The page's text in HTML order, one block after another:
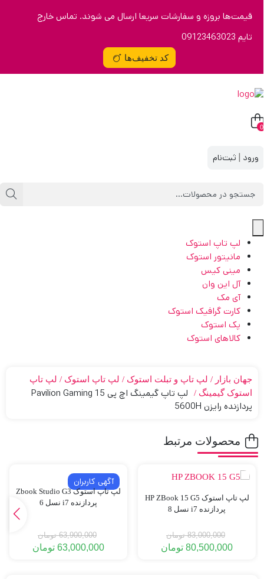
قیمت‌ها بروزه و سفارشات سریعا ارسال می شوند. تماس خارج
تایم 09123463023
کد تخفیف‌ها
0
|
لپ تاپ استوک
مانیتور استوک
مینی کیس
آل این وان
آی مک
کارت گرافیک استوک
پک استوک
کالاهای استوک
جهان بازار لپ تاپ و تبلت استوک لپ تاپ استوک
لپ تاپ
استوک گیمینگ
لپ تاپ گیمینگ اچ پی Pavilion Gaming 15
پردازنده رایزن 5600H
محصولات مرتبط
لپ تاپ استوک HP ZBook 15 G5
پردازنده i7 نسل 8
83,000,000 تومان
80,500,000 تومان
آگهی کاربران
لپ تاپ استوک Zbook Studio G3
پردازنده i7 نسل 6
63,900,000 تومان
63,000,000 تومان